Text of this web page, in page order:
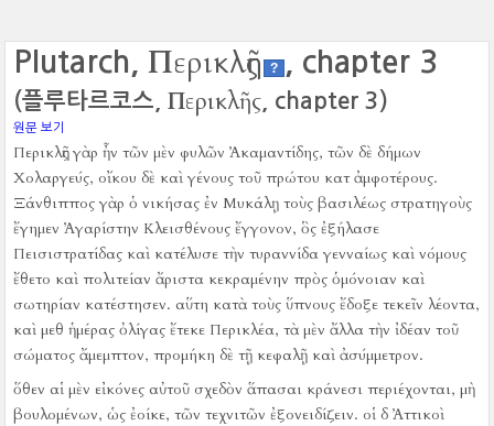
Plutarch, Περικλῆς ? , chapter 3
(플루타르코스,Περικλῆς , chapter 3)
원문 보기
Περικλῆς γὰρ ἦν τῶν μὲν φυλῶν Ἀκαμαντίδης, τῶν δὲ δήμων
Χολαργεύς, οἴκου δὲ καὶ γένους τοῦ πρώτου κατ ἀμφοτέρους.
Ξάνθιππος γὰρ ὁ νικήσας ἐν Μυκάλῃ τοὺς βασιλέως στρατηγοὺς
ἔγημεν Ἀγαρίστην Κλεισθένους ἔγγονον, ὃς ἐξήλασε
Πεισιστρατίδας καὶ κατέλυσε τὴν τυραννίδα γενναίως καὶ νόμους
ἔθετο καὶ πολιτείαν ἄριστα κεκραμένην πρὸς ὁμόνοιαν καὶ
σωτηρίαν κατέστησεν. αὕτη κατὰ τοὺς ὕπνους ἔδοξε τεκεῖν λέοντα,
καὶ μεθ ἡμέρας ὀλίγας ἔτεκε Περικλέα, τὰ μὲν ἄλλα τὴν ἰδέαν τοῦ
σώματος ἄμεμπτον, προμήκη δὲ τῇ κεφαλῇ καὶ ἀσύμμετρον.
ὅθεν αἱ μὲν εἰκόνες αὐτοῦ σχεδὸν ἅπασαι κράνεσι περιέχονται, μὴ
βουλομένων, ὡς ἐοίκε, τῶν τεχνιτῶν ἐξονειδίζειν. οἱ δ Ἀττικοὶ